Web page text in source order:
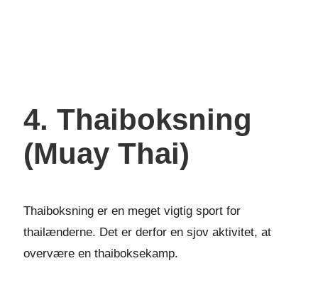
4. Thaiboksning
(Muay Thai)
Thaiboksning er en meget vigtig sport for
thailænderne. Det er derfor en sjov aktivitet, at
overvære en thaiboksekamp.